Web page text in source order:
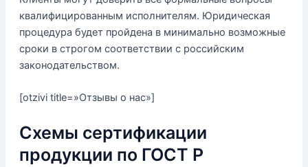
квалифицированным исполнителям. Юридическая
процедура будет пройдена в минимально возможные
сроки в строгом соответствии с российским
законодательством.
[otzivi title=»Отзывы о нас»]
Схемы сертификации
продукции по ГОСТ Р